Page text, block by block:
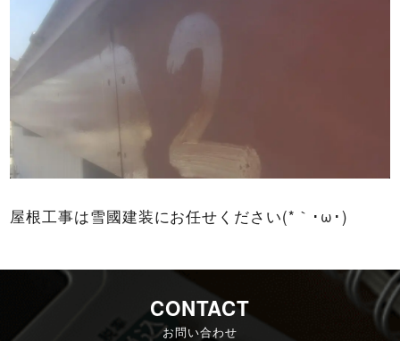
屋根工事は雪國建装にお任せください(*｀･ω･)ゞ
CONTACT
お問い合わせ